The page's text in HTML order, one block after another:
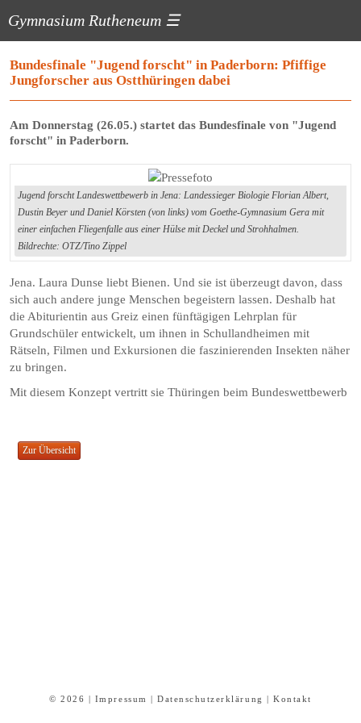
Gymnasium Rutheneum ☰
Bundesfinale "Jugend forscht" in Paderborn: Pfiffige
Jungforscher aus Ostthüringen dabei
Am Donnerstag (26.05.) startet das Bundes­finale von "Jugend
forscht" in Paderborn.
Jugend forscht Landeswettbewerb in Jena: Landessieger Biologie Florian Albert,
Dustin Beyer und Daniel Körsten (von links) vom Goethe-Gymnasium Gera mit
einer einfachen Fliegenfalle aus einer Hülse mit Deckel und Strohhalmen.
Bildrechte: OTZ/Tino Zippel
Jena. Laura Dunse liebt Bienen. Und sie ist überzeugt davon, dass
sich auch andere junge Menschen begeistern lassen. Deshalb hat
die Abiturientin aus Greiz einen fünftägigen Lehrplan für
Grundschüler entwickelt, um ihnen in Schullandheimen mit
Rätseln, Filmen und Exkursionen die faszinierenden Insekten näher
zu bringen.
Mit diesem Konzept vertritt sie Thüringen beim Bundeswettbewerb
© 2026 | Impressum |Datenschutzerklärung |Kontakt